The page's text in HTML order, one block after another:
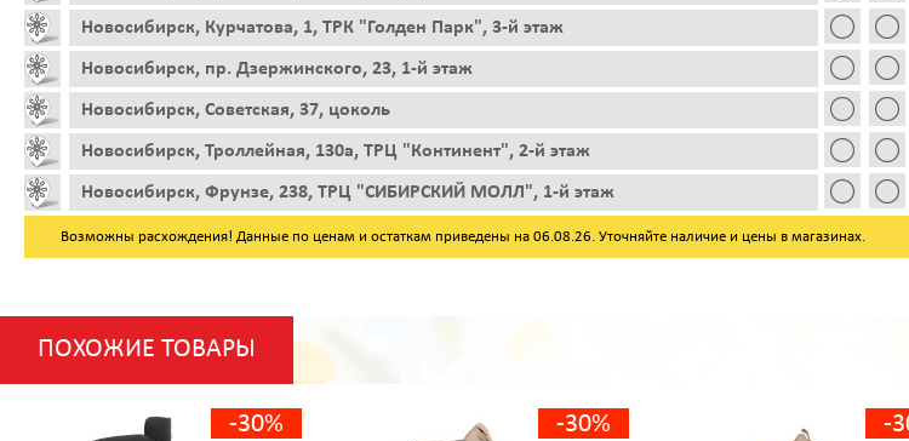
Новосибирск, Курчатова, 1, ТРК "Голден Парк", 3-й этаж
Новосибирск, пр. Дзержинского, 23, 1-й этаж
Новосибирск, Советская, 37, цоколь
Новосибирск, Троллейная, 130а, ТРЦ "Континент", 2-й этаж
Новосибирск, Фрунзе, 238, ТРЦ "СИБИРСКИЙ МОЛЛ", 1-й этаж
Возможны расхождения! Данные по ценам и остаткам приведены на 06.08.26. Уточняйте наличие и цены в магазинах.
ПОХОЖИЕ ТОВАРЫ
-30% -30% -